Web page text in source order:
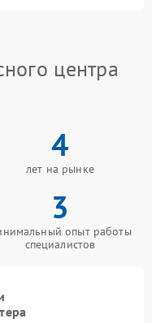
центра
4
лет на рынке
3
опыт работы
специалистов